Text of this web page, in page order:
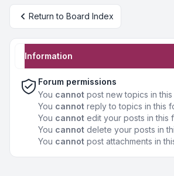
Return to Board Index
Information
Forum permissions
You cannot post new topics in this
You cannot reply to topics in this
You cannot edit your posts in this
You cannot delete your posts in
You cannot post attachments in